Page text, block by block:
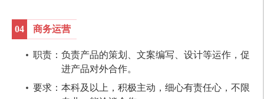
04 商务运营
职责：负责产品的策划、文案编写、设计等运作，促
进产品对外合作。
要求：本科及以上，积极主动，细心有责任心，不限